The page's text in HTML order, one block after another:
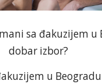
sa đakuzijem u
dobar izbor?
u